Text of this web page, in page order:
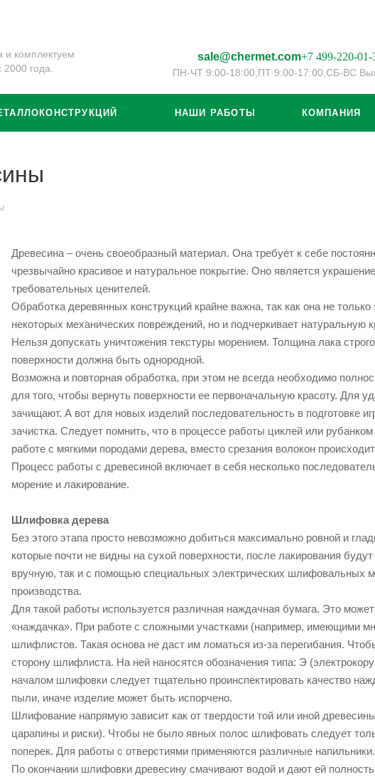
и комплектуем
года.
sale@chermet.com+7 499-220-01-
ПН-ЧТ 9:00-18:00, ПТ 9:00-17:00, СБ-ВС
НАШИ РАБОТЫ КОМПАНИЯ
Древесина – очень своеобразный материал. Она требует к себе
чрезвычайно красивое и натуральное покрытие. Оно является
требовательных ценителей.
Обработка деревянных конструкций крайне важна, так как она не
некоторых механических повреждений, но и подчеркивает
Нельзя допускать уничтожения текстуры морением. Толщина лака
поверхности должна быть однородной.
Возможна и повторная обработка, при этом не всегда необходимо
для того, чтобы вернуть поверхности ее первоначальную красоту. Для
зачищают. А вот для новых изделий последовательность в подготовке
зачистка. Следует помнить, что в процессе работы циклей или
работе с мягкими породами дерева, вместо срезания волокон
Процесс работы с древесиной включает в себя несколько
морение и лакирование.
Шлифовка дерева
Без этого этапа просто невозможно добиться максимально ровной и
которые почти не видны на сухой поверхности, после лакирования
вручную, так и с помощью специальных электрических шлифовальных
производства.
Для такой работы используется различная наждачная бумага. Это
«наждачка». При работе с сложными участками (например, имеющими
шлифлистов. Такая основа не даст им ломаться из-за перегибания.
сторону шлифлиста. На ней наносятся обозначения типа: Э
началом шлифовки следует тщательно проинспектировать качество
пыли, иначе изделие может быть испорчено.
Шлифование напрямую зависит как от твердости той или иной
царапины и риски). Чтобы не было явных полос шлифовать следует
поперек. Для работы с отверстиями применяются различные напильники.
По окончании шлифовки древесину смачивают водой и дают ей